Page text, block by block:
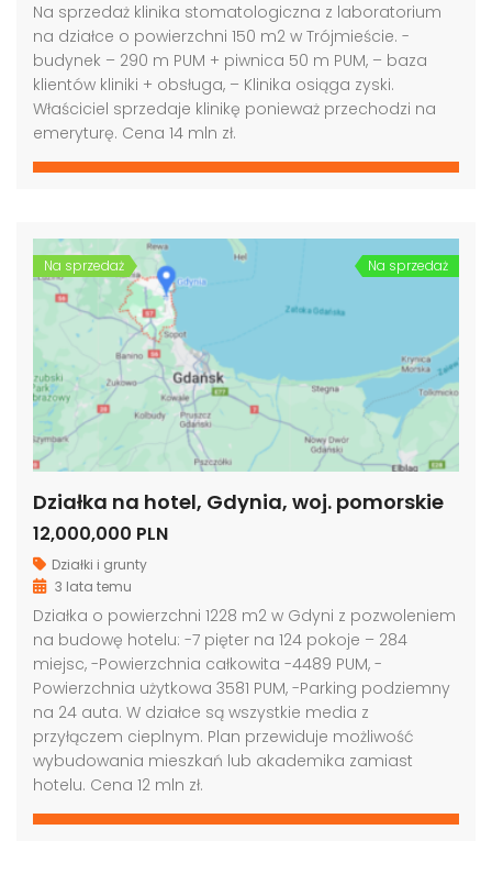
Na sprzedaż klinika stomatologiczna z laboratorium
na działce o powierzchni 150 m2 w Trójmieście. -
budynek – 290 m PUM + piwnica 50 m PUM, – baza
klientów kliniki + obsługa, – Klinika osiąga zyski.
Właściciel sprzedaje klinikę ponieważ przechodzi na
emeryturę. Cena 14 mln zł.
Na sprzedaż Na sprzedaż
Działka na hotel, Gdynia, woj. pomorskie
12,000,000 PLN
Działki i grunty
3 lata temu
Działka o powierzchni 1228 m2 w Gdyni z pozwoleniem
na budowę hotelu: -7 pięter na 124 pokoje – 284
miejsc, -Powierzchnia całkowita -4489 PUM, -
Powierzchnia użytkowa 3581 PUM, -Parking podziemny
na 24 auta. W działce są wszystkie media z
przyłączem cieplnym. Plan przewiduje możliwość
wybudowania mieszkań lub akademika zamiast
hotelu. Cena 12 mln zł.